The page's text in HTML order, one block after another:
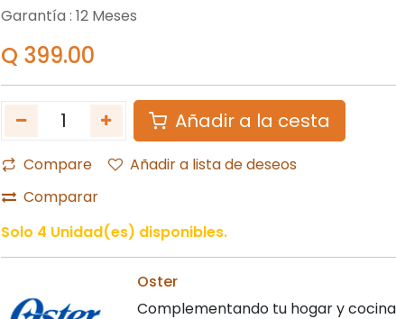
Garantía : 12 Meses
Q 399.00
Añadir a la cesta
Compare
Añadir a lista de deseos
Comparar
Solo 4 Unidad(es) disponibles.
Oster
Complementando tu hogar y